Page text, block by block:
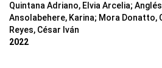
Quintana Adriano, Elvia Arcelia;
Ansolabehere, Karina; Mora Donatto,
Reyes, César Iván
2022